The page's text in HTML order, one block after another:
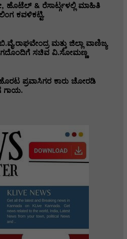
ಹೊಟೆಲ್ & ರೆಸಾರ್ಟ್ಗಳಲ್ಲಿ ಮಾಹಿತಿ
ಕವಳಿಕಟ್ಟಿ.
ಮತ್ತು ಜಿಲ್ಲಾ ವಾಣಿಜ್ಯ
ಸಚಿವ ವಿ‌.ಸೋಮಣ್ಣ
ಪ್ರವಾಸಿಗರ ಕಾರು ಚೋರಡಿ
ಗಾಯ.